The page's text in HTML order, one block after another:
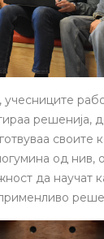
учесниците
решенија,
своите
од
да научат